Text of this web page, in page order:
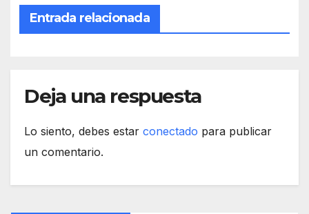
Entrada relacionada
Deja una respuesta
Lo siento, debes estar conectado para publicar
un comentario.